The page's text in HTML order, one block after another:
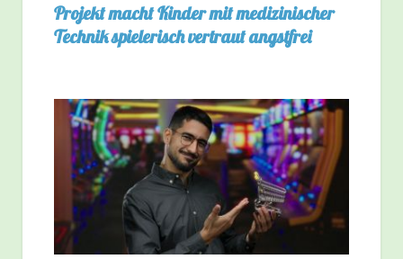
Projekt macht Kinder mit medizinischer
Technik spielerisch vertraut angstfrei